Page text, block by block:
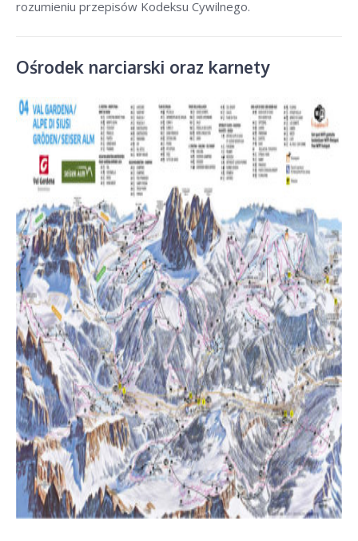
rozumieniu przepisów Kodeksu Cywilnego.
Ośrodek narciarski oraz karnety